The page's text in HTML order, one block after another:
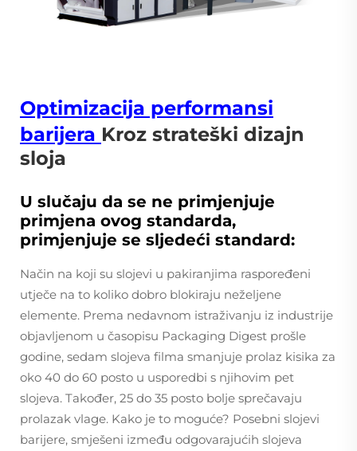
Optimizacija performansi
barijera Kroz strateški dizajn
sloja
U slučaju da se ne primjenjuje
primjena ovog standarda,
primjenjuje se sljedeći standard:
Način na koji su slojevi u pakiranjima raspoređeni
utječe na to koliko dobro blokiraju neželjene
elemente. Prema nedavnom istraživanju iz industrije
objavljenom u časopisu Packaging Digest prošle
godine, sedam slojeva filma smanjuje prolaz kisika za
oko 40 do 60 posto u usporedbi s njihovim pet
slojeva. Također, 25 do 35 posto bolje sprečavaju
prolazak vlage. Kako je to moguće? Posebni slojevi
barijere, smješeni između odgovarajućih slojeva